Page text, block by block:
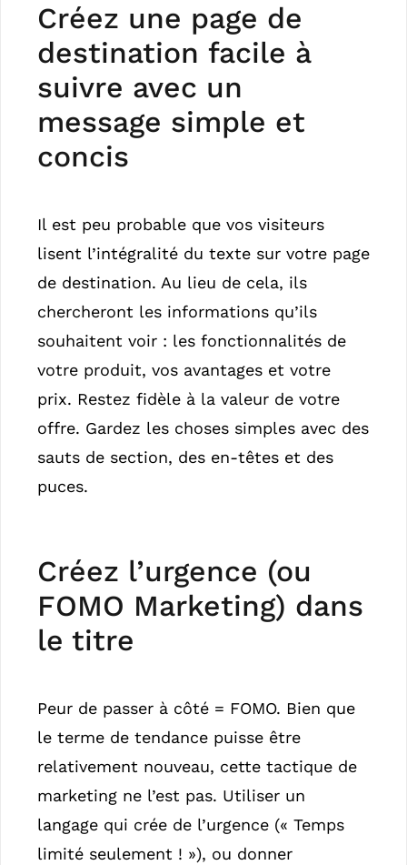
Créez une page de
destination facile à
suivre avec un
message simple et
concis
Il est peu probable que vos visiteurs
lisent l’intégralité du texte sur votre page
de destination. Au lieu de cela, ils
chercheront les informations qu’ils
souhaitent voir : les fonctionnalités de
votre produit, vos avantages et votre
prix. Restez fidèle à la valeur de votre
offre. Gardez les choses simples avec des
sauts de section, des en-têtes et des
puces.
Créez l’urgence (ou
FOMO Marketing) dans
le titre
Peur de passer à côté = FOMO. Bien que
le terme de tendance puisse être
relativement nouveau, cette tactique de
marketing ne l’est pas. Utiliser un
langage qui crée de l’urgence (« Temps
limité seulement ! »), ou donner